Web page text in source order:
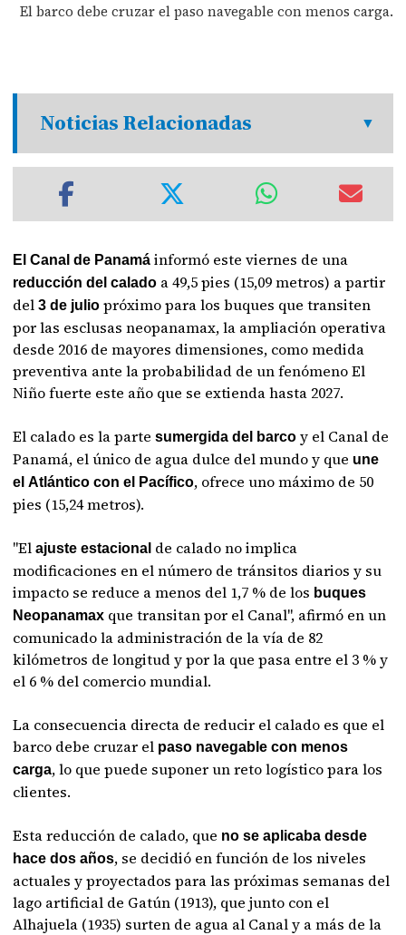
El barco debe cruzar el paso navegable con menos carga.
Noticias Relacionadas
El Canal de Panamá informó este viernes de una
reducción del calado a 49,5 pies (15,09 metros) a partir
del3 de julio próximo para los buques que transiten
por las esclusas neopanamax, la ampliación operativa
desde 2016 de mayores dimensiones, como medida
preventiva ante la probabilidad de un fenómeno El
Niño fuerte este año que se extienda hasta 2027.
El calado es la partesumergida del barco y el Canal de
Panamá, el único de agua dulce del mundo y que une
el Atlántico con el Pacífico, ofrece uno máximo de 50
pies (15,24 metros).
"Elajuste estacional de calado no implica
modificaciones en el número de tránsitos diarios y su
impacto se reduce a menos del 1,7 % de los buques
Neopanamax que transitan por el Canal", afirmó en un
comunicado la administración de la vía de 82
kilómetros de longitud y por la que pasa entre el 3 % y
el 6 % del comercio mundial.
La consecuencia directa de reducir el calado es que el
barco debe cruzar el paso navegable con menos
carga, lo que puede suponer un reto logístico para los
clientes.
Esta reducción de calado, que no se aplicaba desde
hace dos años, se decidió en función de los niveles
actuales y proyectados para las próximas semanas del
lago artificial de Gatún (1913), que junto con el
Alhajuela (1935) surten de agua al Canal y a más de la